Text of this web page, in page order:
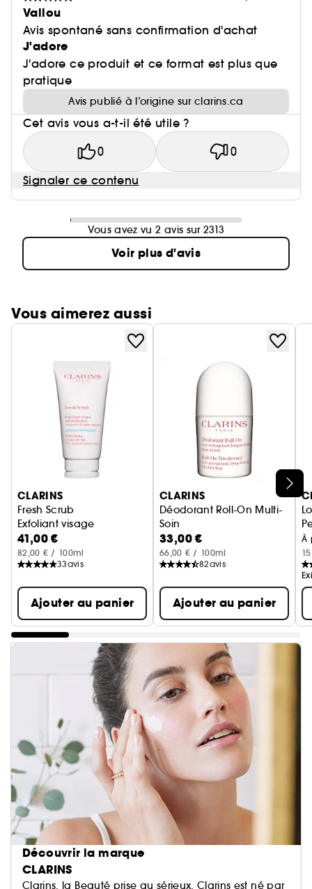
Vallou
Avis spontané sans confirmation d'achat
J'adore
J'adore ce produit et ce format est plus que
pratique
Avis publié à l’origine sur clarins.ca
Cet avis vous a-t-il été utile ?
0 0
Signaler ce contenu
Vous avez vu 2 avis sur 2313
Voir plus d'avis
Vous aimerez aussi
Ignorer le carrousel produits
CLARINS
Fresh Scrub
Exfoliant visage
41,00 €
82,00 € / 100ml
33avis
Ajouter au panier
CLARINS
Déodorant Roll-On Multi-
Soin
Déodorant Anti-transpirant
33,00 €
66,00 € / 100ml
82avis
Ajouter au panier
À
Découvrir la marque
CLARINS
Clarins, la Beauté prise au sérieux. Clarins est né par